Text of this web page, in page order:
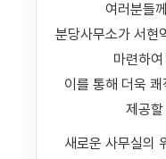
여러분들
분당사무소가 서현
마련하
이를 통해 더욱
제공
새로운 사무실의